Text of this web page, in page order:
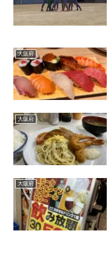
大阪府
大阪府
大阪府